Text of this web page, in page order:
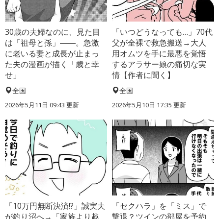
30歳の夫婦なのに、見た目
は「祖母と孫」――。急激
に老いる妻と成長が止まっ
た夫の漫画が描く「歳と幸
せ」
全国
2026年5月11日 09:43 更新
「いつどうなっても…」70代
父が全裸で救急搬送→大人
用オムツを手に最悪を覚悟
するアラサー娘の痛切な実
情【作者に聞く】
全国
2026年5月10日 17:35 更新
「10万円無断決済!?」誠実夫
が釣り沼へ→「家族より趣
「セクハラ」を「ミス」で
撃退？ツインの部屋を予約